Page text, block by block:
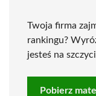
Twoja firma
rankingu?
jesteś na
Pobierz